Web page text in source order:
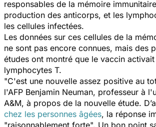
responsables de la mémoire
production des anticorps, et les
les cellules infectées.
Les données sur ces cellules de la
ne sont pas encore connues, mais des
études ont montré que le vaccin
lymphocytes T.
"C'est une nouvelle assez positive au
l'AFP Benjamin Neuman, professeur à
A&M, à propos de la nouvelle étude.
chez les personnes âgées, la réponse
"raisonnablement forte". Un bon point